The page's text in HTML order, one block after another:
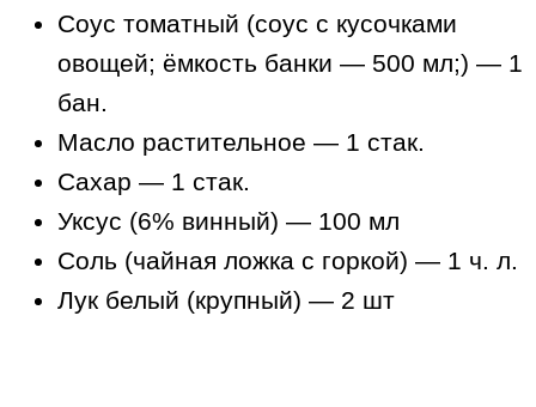
Соус томатный (соус с кусочками
овощей; ёмкость банки — 500 мл;) — 1
бан.
Масло растительное — 1 стак.
Сахар — 1 стак.
Уксус (6% винный) — 100 мл
Соль (чайная ложка с горкой) — 1 ч. л.
Лук белый (крупный) — 2 шт